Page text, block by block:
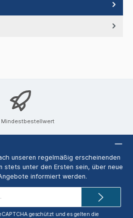
Mindestbestellwert
unseren regelmäßig erscheinenden
stets unter den Ersten sein, über neue
informiert werden.
geschützt und es gelten die